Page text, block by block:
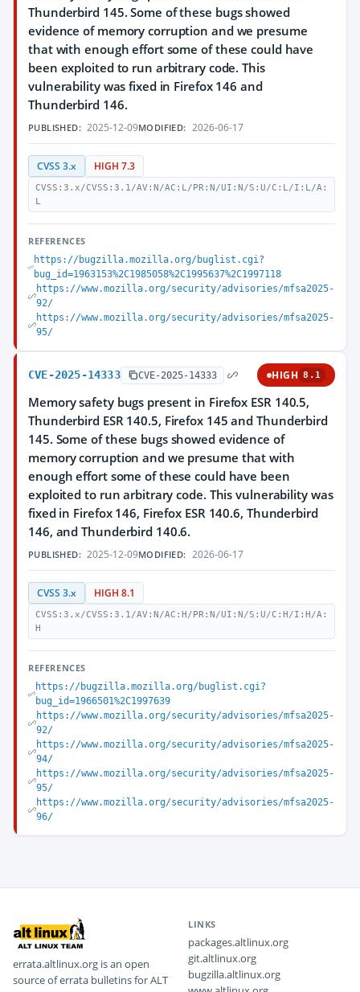
Thunderbird 145. Some of these bugs showed
evidence of memory corruption and we presume
that with enough effort some of these could have
been exploited to run arbitrary code. This
vulnerability was fixed in Firefox 146 and
Thunderbird 146.
PUBLISHED: 2025-12-09MODIFIED: 2026-06-17
CVSS 3.x HIGH 7.3
CVSS:3.x/CVSS:3.1/AV:N/AC:L/PR:N/UI:N/S:U/C:L/I:L/A:
L
REFERENCES
https://bugzilla.mozilla.org/buglist.cgi?
bug_id=1963153%2C1985058%2C1995637%2C1997118
https://www.mozilla.org/security/advisories/mfsa2025-
92/
https://www.mozilla.org/security/advisories/mfsa2025-
95/
CVE-2025-14333 CVE-2025-14333 HIGH 8.1
Memory safety bugs present in Firefox ESR 140.5,
Thunderbird ESR 140.5, Firefox 145 and Thunderbird
145. Some of these bugs showed evidence of
memory corruption and we presume that with
enough effort some of these could have been
exploited to run arbitrary code. This vulnerability was
fixed in Firefox 146, Firefox ESR 140.6, Thunderbird
146, and Thunderbird 140.6.
PUBLISHED: 2025-12-09MODIFIED: 2026-06-17
CVSS 3.x HIGH 8.1
CVSS:3.x/CVSS:3.1/AV:N/AC:H/PR:N/UI:N/S:U/C:H/I:H/A:
H
REFERENCES
https://bugzilla.mozilla.org/buglist.cgi?
bug_id=1966501%2C1997639
https://www.mozilla.org/security/advisories/mfsa2025-
92/
https://www.mozilla.org/security/advisories/mfsa2025-
94/
https://www.mozilla.org/security/advisories/mfsa2025-
95/
https://www.mozilla.org/security/advisories/mfsa2025-
96/
errata.altlinux.org is an open
source of errata bulletins for ALT
LINKS
packages.altlinux.org
git.altlinux.org
bugzilla.altlinux.org